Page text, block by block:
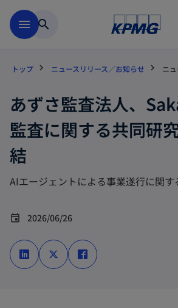
menu search
トップ ニュースリリース／お知らせ ニ
あずさ監査法人、
監査に関する共同研
結
AIエージェントによる事業遂行に関す
event 2026/06/26
新
し
い
タ
新
し
い
タ
し
い